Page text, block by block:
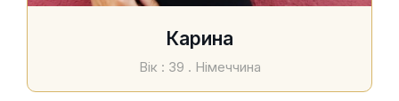
Карина
Вік : 39 . Німеччина